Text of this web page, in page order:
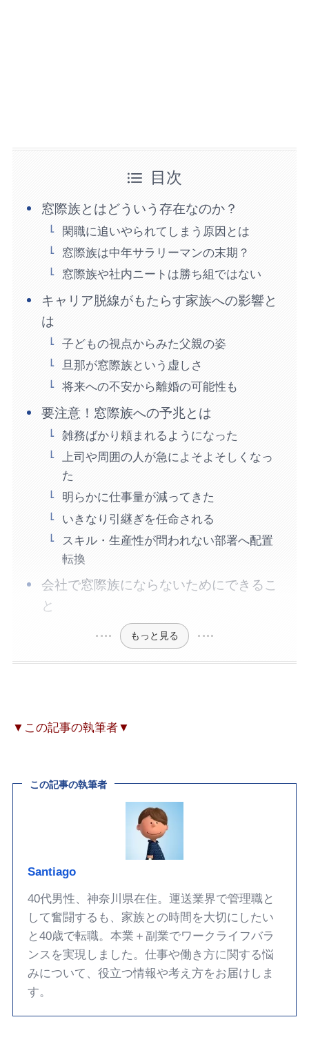
目次
窓際族とはどういう存在なのか？
閑職に追いやられてしまう原因とは
窓際族は中年サラリーマンの末期？
窓際族や社内ニートは勝ち組ではない
キャリア脱線がもたらす家族への影響と
は
子どもの視点からみた父親の姿
旦那が窓際族という虚しさ
将来への不安から離婚の可能性も
要注意！窓際族への予兆とは
雑務ばかり頼まれるようになった
上司や周囲の人が急によそよそしくなっ
た
明らかに仕事量が減ってきた
いきなり引継ぎを任命される
スキル・生産性が問われない部署へ配置
転換
会社で窓際族にならないためにできるこ
と
もっと見る
▼この記事の執筆者▼
この記事の執筆者
Santiago
40代男性、神奈川県在住。運送業界で管理職と
して奮闘するも、家族との時間を大切にしたい
と40歳で転職。本業＋副業でワークライフバラ
ンスを実現しました。仕事や働き方に関する悩
みについて、役立つ情報や考え方をお届けしま
す。